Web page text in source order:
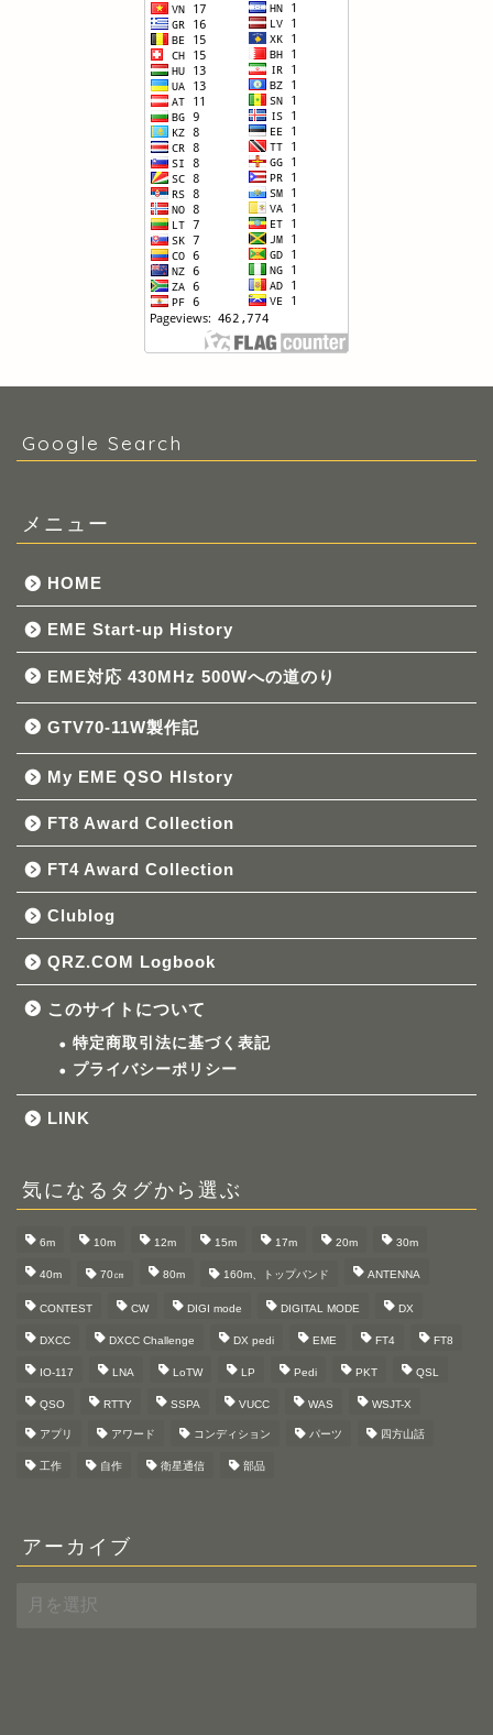
Google Search
メニュー
HOME
EME Start-up History
EME対応 430MHz 500Wへの道のり
GTV70-11W製作記
My EME QSO HIstory
FT8 Award Collection
FT4 Award Collection
Clublog
QRZ.COM Logbook
このサイトについて
特定商取引法に基づく表記
プライバシーポリシー
LINK
気になるタグから選ぶ
6m 10m 12m 15m 17m 20m 30m
40m 70㎝ 80m 160m、トップバンド ANTENNA
CONTEST CW DIGI mode DIGITAL MODE DX
DXCC DXCC Challenge DX pedi EME FT4 FT8
IO-117 LNA LoTW LP Pedi PKT QSL
QSO RTTY SSPA VUCC WAS WSJT-X
アプリ アワード コンディション パーツ 四方山話
工作 自作 衛星通信 部品
アーカイブ
ー